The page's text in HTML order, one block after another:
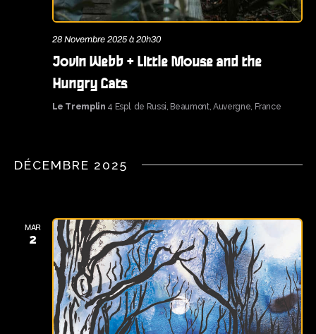
28 Novembre 2025 à 20h30
Jovin Webb + Little Mouse and the
Hungry Cats
Le Tremplin 4 Espl. de Russi, Beaumont, Auvergne, France
DÉCEMBRE 2025
MAR
2